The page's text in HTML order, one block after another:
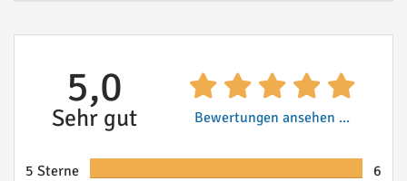
5,0
Sehr gut Bewertungen ansehen ...
5 Sterne
6